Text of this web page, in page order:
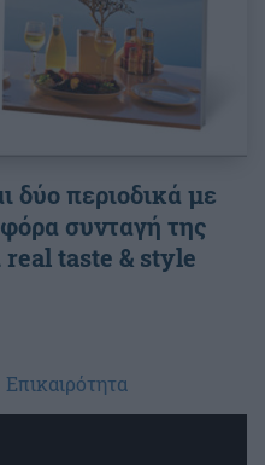
δύο περιοδικά με
συνταγή της
taste & style
Επικαιρότητα